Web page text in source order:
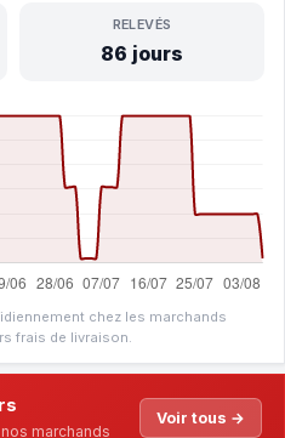
RELEVÉS
86 jours
chez les marchands
frais de livraison.
marchands
Voir tous →